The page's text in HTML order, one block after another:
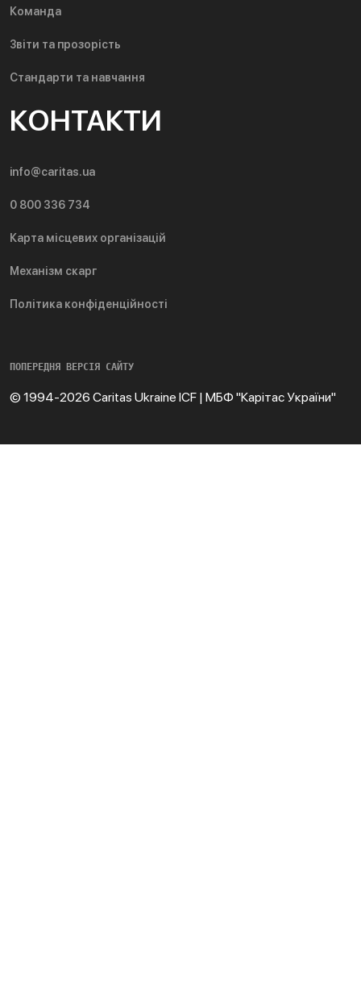
Команда
Звіти та прозорість
Стандарти та навчання
КОНТАКТИ
info@caritas.ua
0 800 336 734
Карта місцевих організацій
Механізм скарг
Політика конфіденційності
ПОПЕРЕДНЯ ВЕРСІЯ САЙТУ
© 1994-2026 Caritas Ukraine ICF | МБФ "Карітас України"